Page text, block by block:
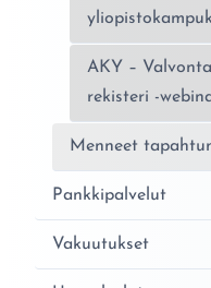
AKY –
rekisteri -
Menneet
Pankkipalvelut
Vakuutukset